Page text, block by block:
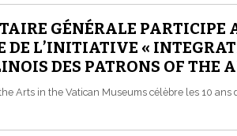
GÉNÉRALE PARTICIPE
DE L’INITIATIVE «
DES PATRONS OF THE
Arts in the Vatican Museums célèbre les 10